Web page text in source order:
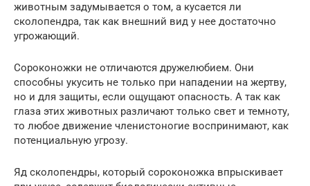
животным задумывается о том, а кусается ли
сколопендра, так как внешний вид у нее достаточно
угрожающий.
Сороконожки не отличаются дружелюбием. Они
способны укусить не только при нападении на жертву,
но и для защиты, если ощущают опасность. А так как
глаза этих животных различают только свет и темноту,
то любое движение членистоногие воспринимают, как
потенциальную угрозу.
Яд сколопендры, который сороконожка впрыскивает